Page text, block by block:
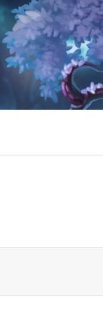
확률형 아이템
NEXON NOW
추가정보